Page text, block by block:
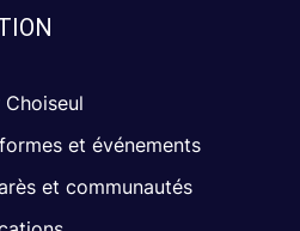
et événements
et communautés